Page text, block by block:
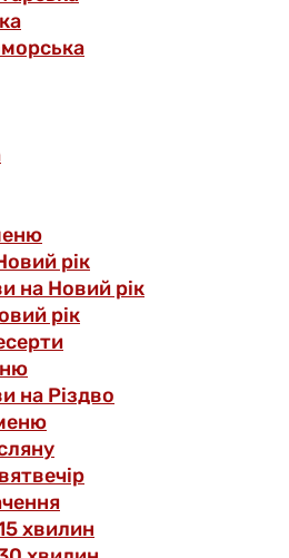
рік
на Новий рік
рік
на Різдво
хвилин